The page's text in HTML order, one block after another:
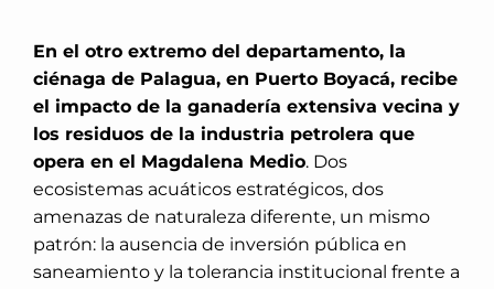
En el otro extremo del departamento, la
ciénaga de Palagua, en Puerto Boyacá, recibe
el impacto de la ganadería extensiva vecina y
los residuos de la industria petrolera que
opera en el Magdalena Medio. Dos
ecosistemas acuáticos estratégicos, dos
amenazas de naturaleza diferente, un mismo
patrón: la ausencia de inversión pública en
saneamiento y la tolerancia institucional frente a